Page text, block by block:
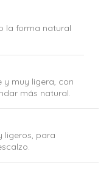
la forma natural
y muy ligera, con
más natural.
ligeros, para